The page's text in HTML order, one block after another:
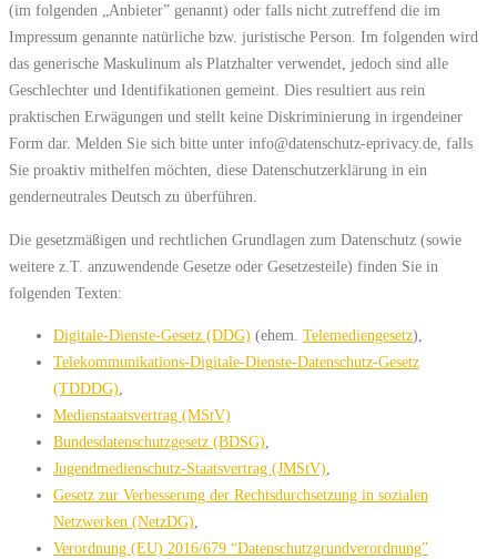
(im folgenden „Anbieter” genannt) oder falls nicht zutreffend die im
Impressum genannte natürliche bzw. juristische Person. Im folgenden wird
das generische Maskulinum als Platzhalter verwendet, jedoch sind alle
Geschlechter und Identifikationen gemeint. Dies resultiert aus rein
praktischen Erwägungen und stellt keine Diskriminierung in irgendeiner
Form dar. Melden Sie sich bitte unter info@datenschutz-eprivacy.de, falls
Sie proaktiv mithelfen möchten, diese Datenschutzerklärung in ein
genderneutrales Deutsch zu überführen.
Die gesetzmäßigen und rechtlichen Grundlagen zum Datenschutz (sowie
weitere z.T. anzuwendende Gesetze oder Gesetzesteile) finden Sie in
folgenden Texten:
Digitale-Dienste-Gesetz (DDG) (ehem. Telemediengesetz),
Telekommunikations-Digitale-Dienste-Datenschutz-Gesetz
(TDDDG)
Medienstaatsvertrag (MStV)
Bundesdatenschutzgesetz (BDSG)
Jugendmedienschutz-Staatsvertrag (JMStV)
Gesetz zur Verbesserung der Rechtsdurchsetzung in sozialen
Netzwerken (NetzDG)
Verordnung (EU) 2016/679 “Datenschutzgrundverordnung”